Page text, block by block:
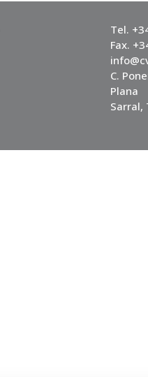
Tel.
Fax.
C.
Plana
Sarral,